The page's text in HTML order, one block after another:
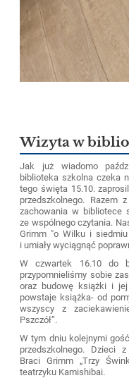
Wizyta w
Jak już wiadomo
biblioteka szkolna czeka
tego święta 15.10.
przedszkolnego. Razem
zachowania w bibliotece
ze wspólnego czytania.
Grimm "o Wilku i siedmiu
i umiały wyciągnąć
W czwartek 16.10 do
przypomnieliśmy sobie
oraz budowę książki i
powstaje książka- od
wszyscy z
Pszczół”.
W tym dniu kolejnymi
przedszkolnego. Dzieci
Braci Grimm „Trzy
teatrzyku Kamishibai.